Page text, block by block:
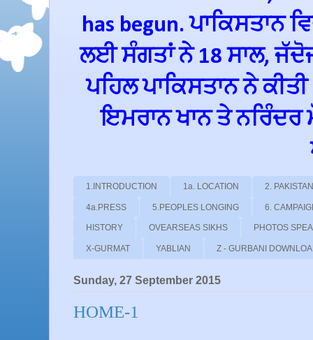
has begun. ਪਾਕਿਸਤਾਨ
ਲਈ ਸੰਗਤਾਂ ਨੇ 18 ਸਾਲ,
ਪਹਿਲ ਪਾਕਿਸਤਾਨ ਨੇ
ਇਮਰਾਨ ਖਾਨ ਤੇ ਨਰਿੰਦਰ
1.INTRODUCTION 1a. LOCATION 2.
4a.PRESS 5.PEOPLES LONGING 6.
HISTORY OVEARSEAS SIKHS PHOTOS
X-GURMAT YABLIAN Z - GURBANI
Sunday, 27 September 2015
HOME-1